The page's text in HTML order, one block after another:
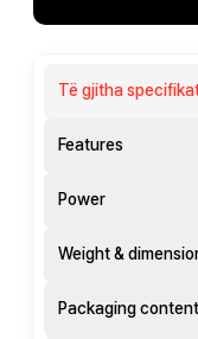
Të gjitha
Features
Power
Weight &
Packaging content